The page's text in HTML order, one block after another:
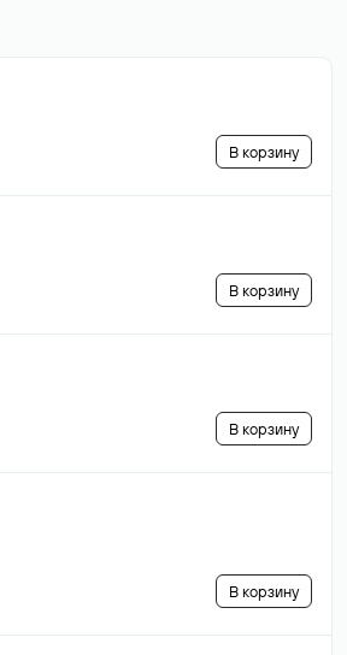
В корзину
В корзину
В корзину
В корзину